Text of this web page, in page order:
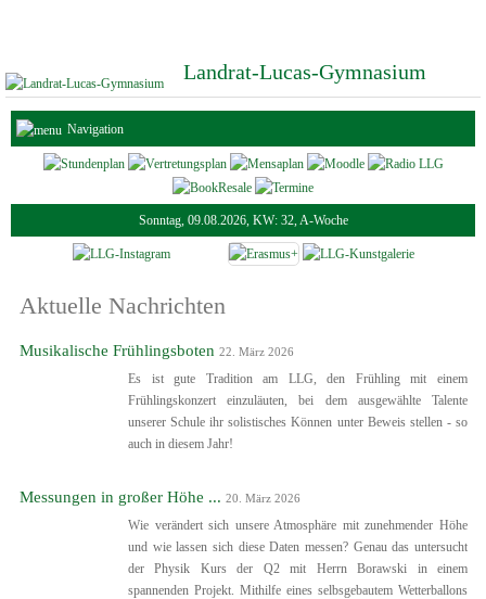
Landrat-Lucas-Gymnasium
Navigation
Sonntag, 09.08.2026, KW: 32, A-Woche
Aktuelle Nachrichten
Musikalische Frühlingsboten 22. März 2026
Es ist gute Tradition am LLG, den Frühling mit einem
Frühlingskonzert einzuläuten, bei dem ausgewählte Talente
unserer Schule ihr solistisches Können unter Beweis stellen - so
auch in diesem Jahr!
Messungen in großer Höhe ... 20. März 2026
Wie verändert sich unsere Atmosphäre mit zunehmender Höhe
und wie lassen sich diese Daten messen? Genau das untersucht
der Physik Kurs der Q2 mit Herrn Borawski in einem
spannenden Projekt. Mithilfe eines selbsgebautem Wetterballons